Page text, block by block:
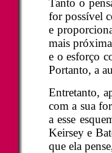
Tanto o
for possível
e
mais
e o esforço
Portanto, a
Entretanto,
com a sua
a esse
Keirsey e
que ela